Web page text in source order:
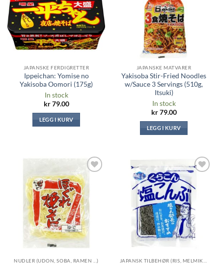
JAPANSKE FERDIGRETTER
Ippeichan: Yomise no
Yakisoba Oomori (175g)
In stock
kr79.00
LEGG I KURV
JAPANSKE MATVARER
Yakisoba Stir-Fried Noodles
w/Sauce 3 Servings (510g,
Itsuki)
In stock
kr79.00
LEGG I KURV
Legg til i
ønskeliste
NUDLER (UDON, SOBA, RAMEN ...)
ønskeliste